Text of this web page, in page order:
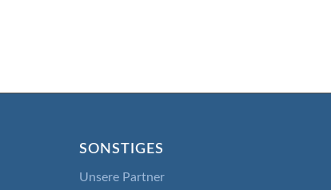
SONSTIGES
Unsere Partner